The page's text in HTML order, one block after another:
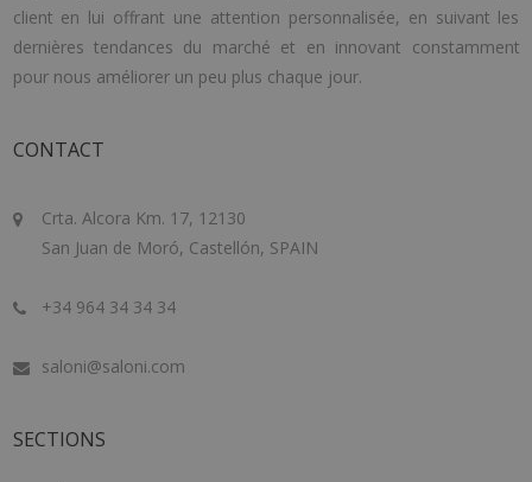
client en lui offrant une attention personnalisée, en suivant les
dernières tendances du marché et en innovant constamment
pour nous améliorer un peu plus chaque jour.
CONTACT
Crta. Alcora Km. 17, 12130
San Juan de Moró, Castellón, SPAIN
+34 964 34 34 34
saloni@saloni.com
SECTIONS